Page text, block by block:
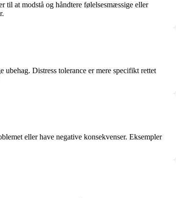
at modstå og håndtere følelsesmæssige eller
Distress tolerance er mere specifikt rettet
eller have negative konsekvenser. Eksempler